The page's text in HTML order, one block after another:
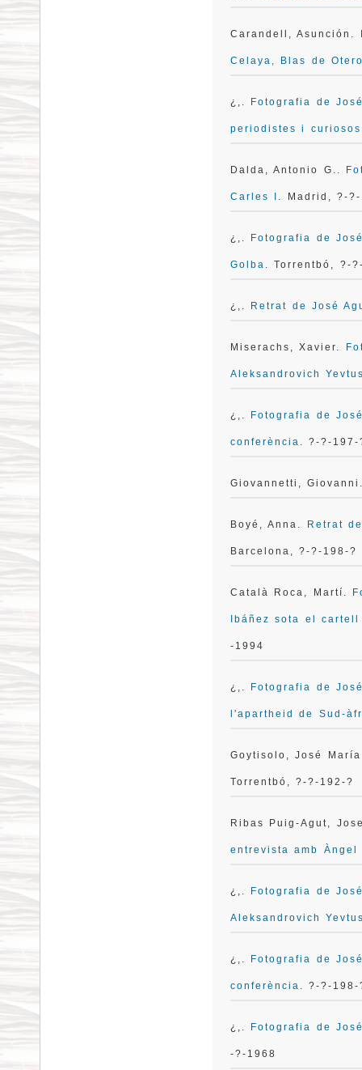
Carandell, Asunción.
Celaya, Blas de
¿,. Fotografia de
periodistes i
Dalda, Antonio G..
Carles I . Madrid, ?-
¿,. Fotografia de
Golba . Torrentbó, ?-
¿,. Retrat de José
Miserachs, Xavier.
Aleksandrovich
¿,. Fotografia de
conferència . ?-?-197-
Giovannetti,
Boyé, Anna. Retrat
Barcelona, ?-?-198-?
Català Roca, Martí.
Ibáñez sota el
-1994
¿,. Fotografia de
l'apartheid de Sud-
Goytisolo, José
Torrentbó, ?-?-192-?
Ribas Puig-Agut,
entrevista amb Àngel
¿,. Fotografia de
Aleksandrovich
¿,. Fotografia de
conferència . ?-?-198-
¿,. Fotografia de
-?-1968